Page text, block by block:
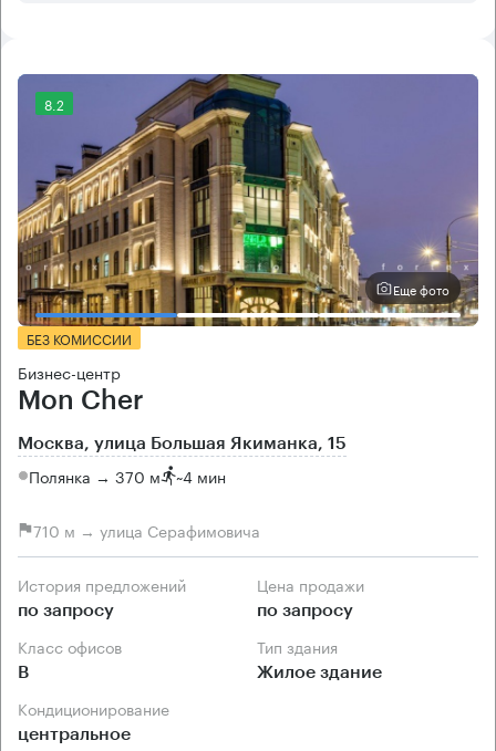
8.2
Еще фото
БЕЗ КОМИССИИ
Бизнес-центр
Mon Cher
Москва, улица Большая Якиманка, 15
Полянка → 370 м ~4 мин
710 м → улица Серафимовича
История предложений
по запросу
Цена продажи
по запросу
Класс офисов
B
Тип здания
Жилое здание
Кондиционирование
центральное